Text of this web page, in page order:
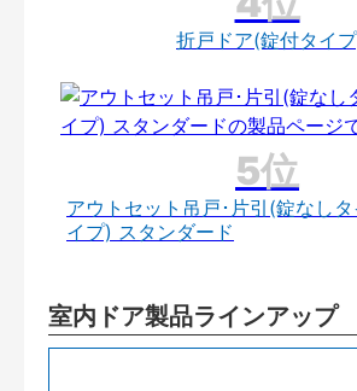
折戸ドア(錠付タイ
アウトセット吊戸･片引(錠なし
イプ) スタンダード
室内ドア製品ラインアップ